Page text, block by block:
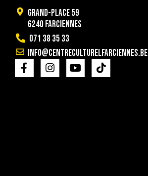
Grand-Place 59
6240 Farciennes
071 38 35 33
info@centreculturelfarciennes.be